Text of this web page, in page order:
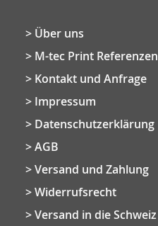
Über uns
M-tec Print Referenzen
Kontakt und Anfrage
Impressum
Datenschutzerklärung
AGB
Versand und Zahlung
Widerrufsrecht
Versand in die Schweiz